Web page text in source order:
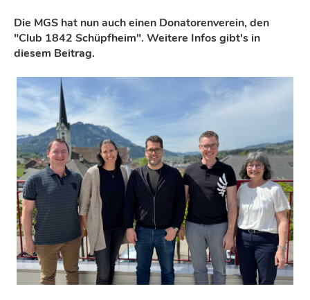
Die MGS hat nun auch einen Donatorenverein, den
"Club 1842 Schüpfheim". Weitere Infos gibt's in
diesem Beitrag.